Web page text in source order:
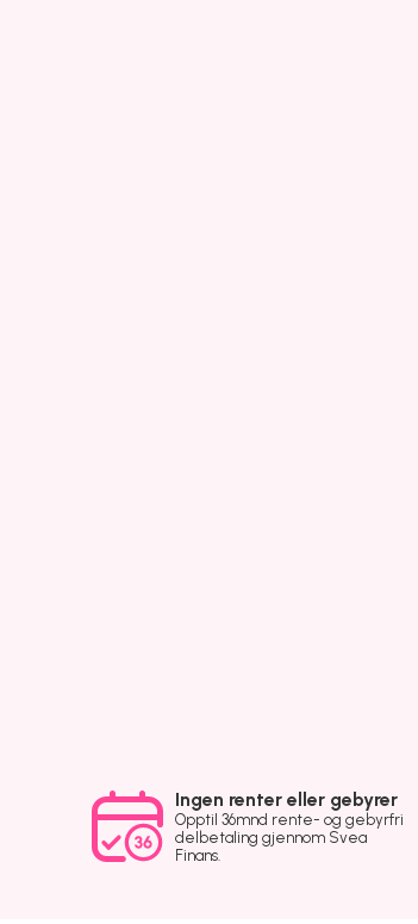
Ingen renter eller gebyrer
Opptil 36mnd rente- og gebyrfri
delbetaling gjennom Svea
Finans.